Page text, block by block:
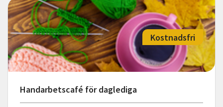
Handarbetscafé för daglediga
Kostnadsfri